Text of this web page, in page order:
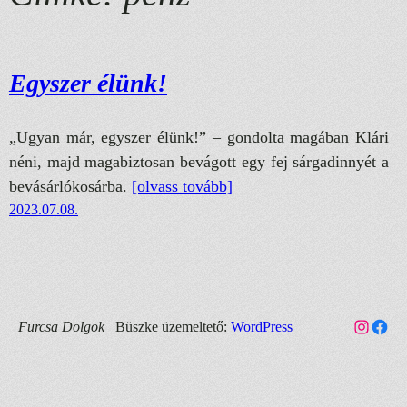
Egyszer élünk!
„Ugyan már, egyszer élünk!” – gondolta magában Klári
néni, majd magabiztosan bevágott egy fej sárgadinnyét a
bevásárlókosárba. [olvass tovább]
2023.07.08.
Furcsa Dolgok Büszke üzemeltető: WordPress Link a Furcsa Dolgok Instagram fiókhoz